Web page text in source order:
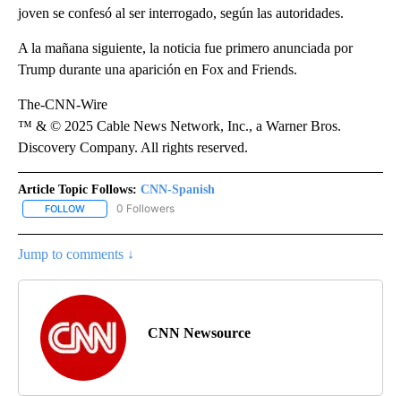
joven se confesó al ser interrogado, según las autoridades.
A la mañana siguiente, la noticia fue primero anunciada por
Trump durante una aparición en Fox and Friends.
The-CNN-Wire
™ & © 2025 Cable News Network, Inc., a Warner Bros.
Discovery Company. All rights reserved.
Article Topic Follows: CNN-Spanish
FOLLOW FOLLOW "CNN-SPANISH" TO RECEIVE NOTIFICATIONS ABOUT
0 Followers
Jump to comments ↓
CNN Newsource